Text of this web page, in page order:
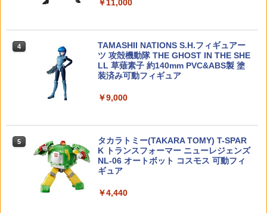
【中古】[PTM] (再販) 30MM 1/144 オプ
ションパーツセット4 戦国アーマー 30 M
INUTES MISSIONS(サーティミニッツミ
ッションズ) プラモデル用アクセサリ(50
PPC-K87 ミニスポットLED ブラック
ライト 〔ホビーベース〕
C(素体とヘッドとパーカー服は含まりま
せん)
￥2,298
レス ストッキング ※素体・パンツ別売
￥2,498
【お買い物マラソン開催中♪ ポイント2
倍】【楽天1位!11冠!】 Hi-CAPA/SIG P2
26対応 ガスルートシールパッキン エア
ーツ ガス漏れ軽減 LayLax ライラクス N
￥1,460
倍】【8月予約】ナインボール 東京マル
SHIBATA ハイパースプリング用スプリ
ングシート パープル [R31S114PU](JA
N：4562456379896)
￥1,100
￥11,000
4
TAMASHII NATIONS S.H.フィギュアー
ツ 攻殻機動隊 THE GHOST IN THE SHE
LL 草薙素子 約140mm PVC&ABS製 塗
装済み可動フィギュア
￥9,000
5
タカラトミー(TAKARA TOMY) T-SPAR
K トランスフォーマー ニューレジェンズ
NL-06 オートボット コスモス 可動フィ
ギュア
￥4,440